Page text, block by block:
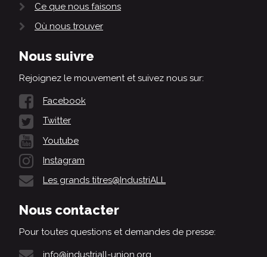
Ce que nous faisons
Où nous trouver
Nous suivre
Rejoignez le mouvement et suivez nous sur:
Facebook
Twitter
Youtube
Instagram
Les grands titres@IndustriALL
Nous contacter
Pour toutes questions et demandes de presse:
info@industriall-union.org